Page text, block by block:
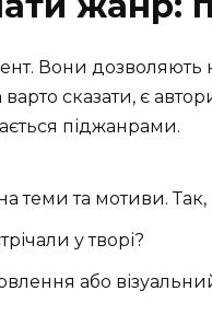
Вони дозволяють
сказати, є
піджанрами.
теми та мотиви.
у творі?
або